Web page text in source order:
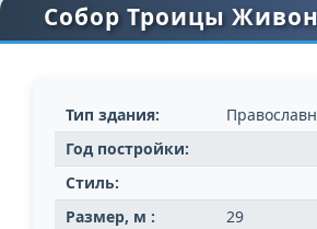
Собор Троицы
Тип здания:
Год постройки:
Стиль:
Размер, м :
29